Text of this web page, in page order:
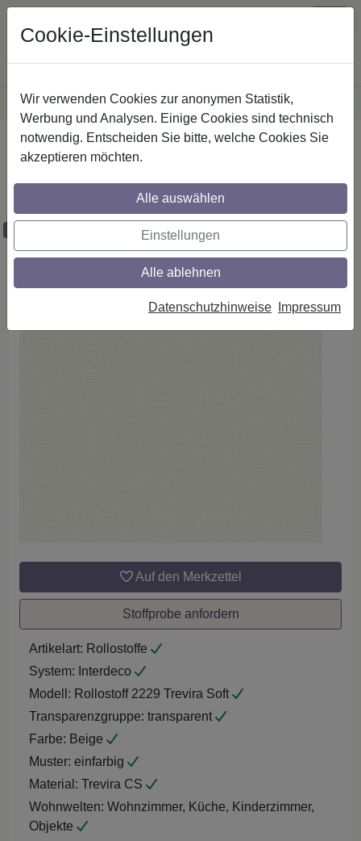
VersandkostenfreieLieferung innerhalb Deutschlands
Sichere Zahlung
Startseite Rollos Rollostoffe
transparent PG 2
Auf den Merkzettel
Stoffprobe anfordern
Artikelart: Rollostoffe
System: Interdeco
Modell: Rollostoff 2229 Trevira Soft
Transparenzgruppe: transparent
Farbe: Beige
Muster: einfarbig
Material: Trevira CS
Wohnwelten: Wohnzimmer, Küche, Kinderzimmer,
Objekte
Cookie-Einstellungen
Wir verwenden Cookies zur anonymen Statistik,
Werbung und Analysen. Einige Cookies sind technisch
notwendig. Entscheiden Sie bitte, welche Cookies Sie
akzeptieren möchten.
Alle auswählen
Einstellungen
Alle ablehnen
Datenschutzhinweise Impressum